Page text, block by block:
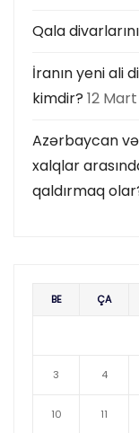
Qala
İranın yeni ali
kimdir? 12
Azərbaycan və
xalqlar
qaldırmaq
BE ÇA
3 4
10 11